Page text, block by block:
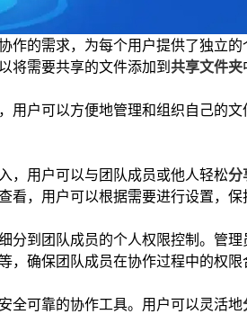
作的需求，为每个用户提供了独立的
将需要共享的文件添加到共享文件夹
用户可以方便地管理和组织自己的文
，用户可以与团队成员或他人轻松分
看，用户可以根据需要进行设置，保
分到团队成员的个人权限控制。管理
，确保团队成员在协作过程中的权限
全可靠的协作工具。用户可以灵活地